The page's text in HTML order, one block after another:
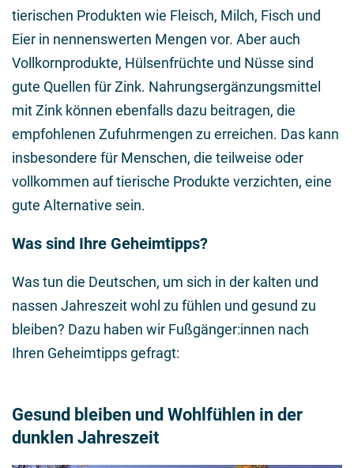
tierischen Produkten wie Fleisch, Milch, Fisch und
Eier in nennenswerten Mengen vor. Aber auch
Vollkornprodukte, Hülsenfrüchte und Nüsse sind
gute Quellen für Zink. Nahrungsergänzungsmittel
mit Zink können ebenfalls dazu beitragen, die
empfohlenen Zufuhrmengen zu erreichen. Das kann
insbesondere für Menschen, die teilweise oder
vollkommen auf tierische Produkte verzichten, eine
gute Alternative sein.
Was sind Ihre Geheimtipps?
Was tun die Deutschen, um sich in der kalten und
nassen Jahreszeit wohl zu fühlen und gesund zu
bleiben? Dazu haben wir Fußgänger:innen nach
Ihren Geheimtipps gefragt:
Gesund bleiben und Wohlfühlen in der
dunklen Jahreszeit